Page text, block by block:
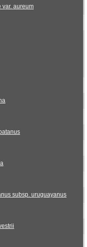
var. aureum
subsp. uruguayanus